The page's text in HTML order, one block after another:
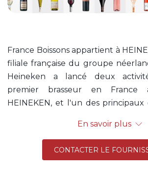
France Boissons appartient à
filiale française du groupe
Heineken a lancé deux
premier brasseur en France
HEINEKEN, et l'un des
à sa filiale France Boissons.
France Boissons : première
un chiffre d'affaires de 949 millions
En savoir plus
CONTACTER LE